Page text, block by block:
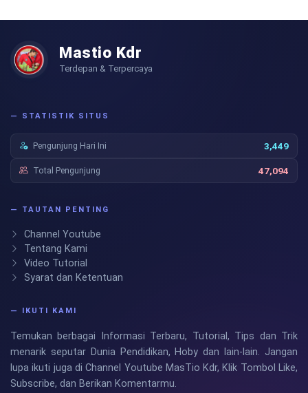
Mastio Kdr
Terdepan & Terpercaya
— STATISTIK SITUS
Pengunjung Hari Ini 3,449
Total Pengunjung 47,094
— TAUTAN PENTING
Channel Youtube
Tentang Kami
Video Tutorial
Syarat dan Ketentuan
— IKUTI KAMI
Temukan berbagai Informasi Terbaru, Tutorial, Tips dan Trik
menarik seputar Dunia Pendidikan, Hoby dan lain-lain. Jangan
lupa ikuti juga di Channel Youtube MasTio Kdr, Klik Tombol Like,
Subscribe, dan Berikan Komentarmu.